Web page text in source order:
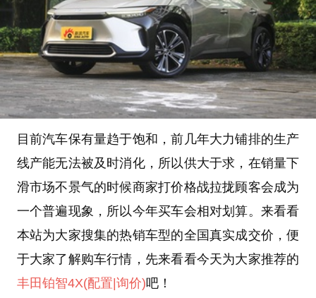
目前汽车保有量趋于饱和，前几年大力铺排的生产
线产能无法被及时消化，所以供大于求，在销量下
滑市场不景气的时候商家打价格战拉拢顾客会成为
一个普遍现象，所以今年买车会相对划算。来看看
本站为大家搜集的热销车型的全国真实成交价，便
于大家了解购车行情，先来看看今天为大家推荐的
丰田 铂智4X(配置|询价)吧！